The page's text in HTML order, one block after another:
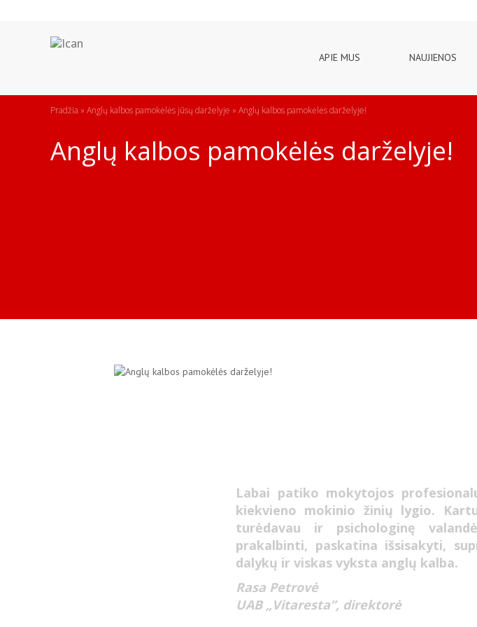
APIE MUS NAUJIENOS
Pradžia » Anglų kalbos pamokėlės jūsų darželyje » Anglų kalbos pamokėlės darželyje!
Anglų kalbos pamokėlės darželyje!
Labai patiko mokytojos
kiekvieno mokinio žinių lygio.
turėdavau ir psichologinę
prakalbinti, paskatina išsisakyti,
dalykų ir viskas vyksta anglų kalba.
Rasa Petrovė
UAB „Vitaresta”, direktorė